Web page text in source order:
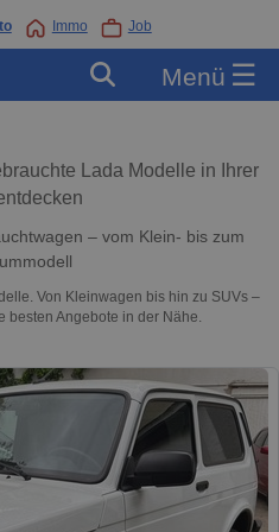
Immo Job
Menü ☰
Lada Modelle in Ihrer
– vom Klein- bis zum
Von Kleinwagen bis hin zu SUVs –
besten Angebote in der Nähe.